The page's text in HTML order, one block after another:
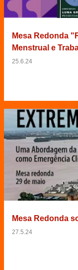
Mesa Redonda
Menstrual e
25.6.24
Mesa Redonda
27.5.24